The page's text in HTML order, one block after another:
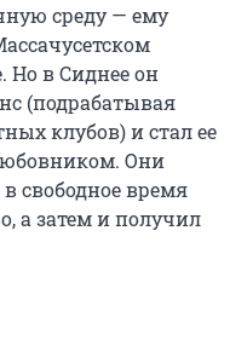
среду — ему
Но в Сиднее он
(подрабатывая
клубов) и стал ее
Они
свободное время
а затем и получил